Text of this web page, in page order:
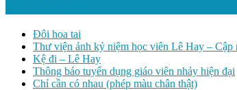
Đôi hoa tai
Thư viện ảnh kỷ niệm học viên Lê Hay – Cập
Kệ đi – Lê Hay
Thông báo tuyển dụng giáo viên nhảy hiện đại
Chỉ cần có nhau (phép màu chân thật)